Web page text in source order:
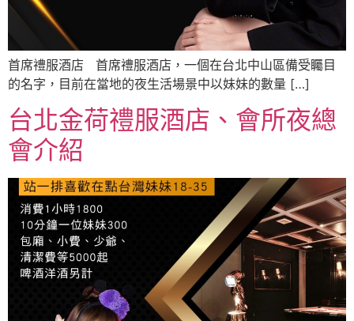
首席禮服酒店 首席禮服酒店，一個在台北中山區備受矚目
的名字，目前在當地的夜生活場景中以妹妹的數量 […]
台北金荷禮服酒店、會所夜總
會介紹